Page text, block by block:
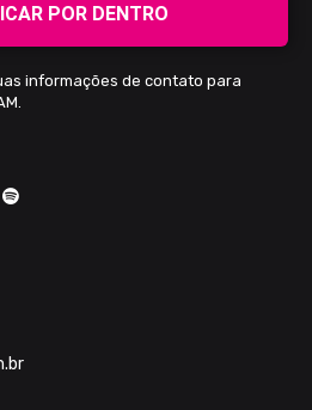
POR DENTRO
informações de contato para